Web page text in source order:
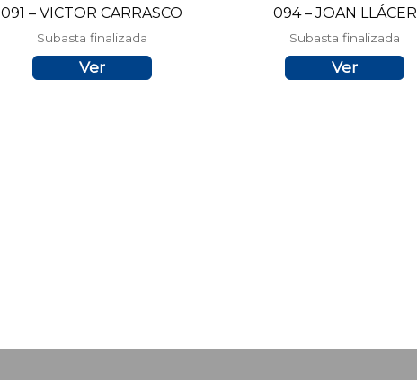
091 – VICTOR CARRASCO
Subasta finalizada
Ver
094 – JOAN LLÁCER
Subasta finalizada
Ver